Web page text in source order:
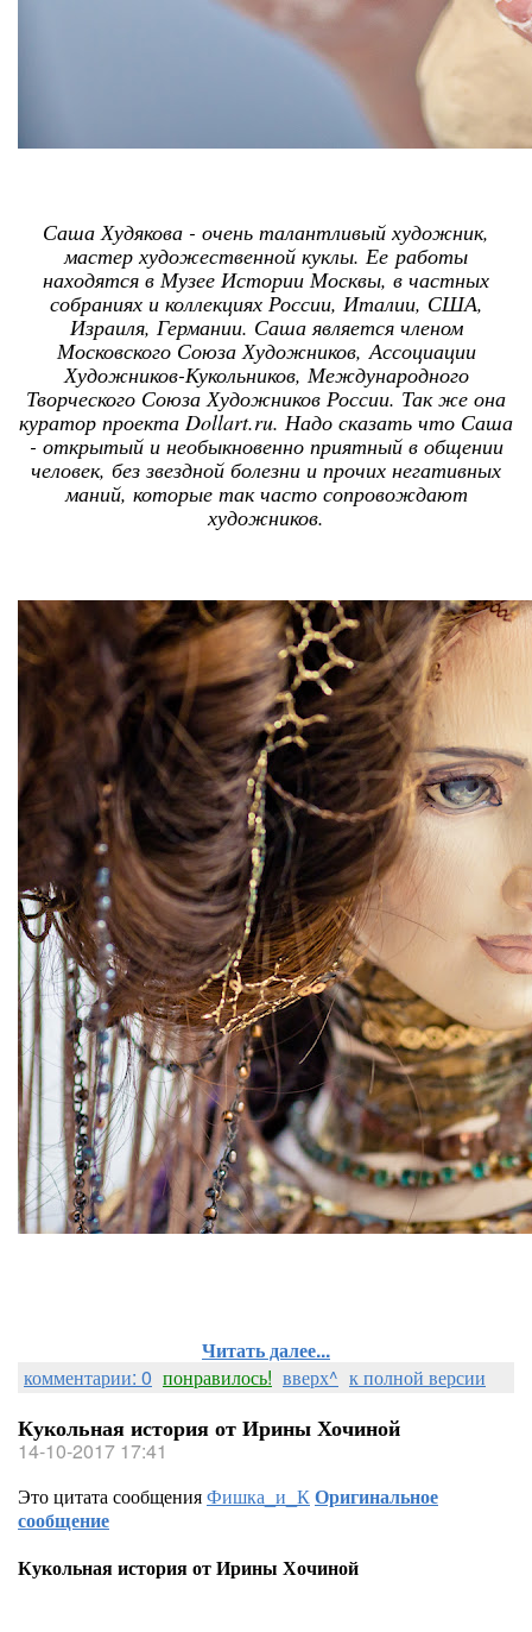
Саша Худякова - очень талантливый художник,
мастер художественной куклы. Ее работы
находятся в Музее Истории Москвы, в частных
собраниях и коллекциях России, Италии, США,
Израиля, Германии. Саша является членом
Московского Союза Художников, Ассоциации
Художников-Кукольников, Международного
Творческого Союза Художников России. Так же она
куратор проекта Dollart.ru. Надо сказать что Саша
- открытый и необыкновенно приятный в общении
человек, без звездной болезни и прочих негативных
маний, которые так часто сопровождают
художников.
Читать далее...
комментарии: 0 понравилось! вверх^ к полной версии
Кукольная история от Ирины Хочиной
14-10-2017 17:41
Это цитата сообщенияФишка_и_КОригинальное
сообщение
Кукольная история от Ирины Хочиной